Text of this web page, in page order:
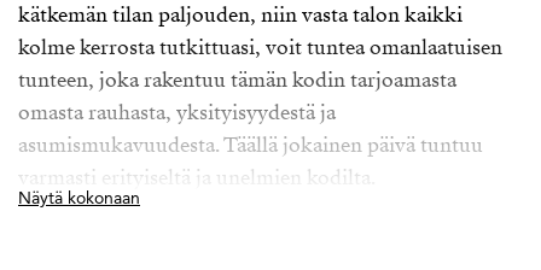
kätkemän tilan paljouden, niin vasta talon kaikki
kolme kerrosta tutkittuasi, voit tuntea omanlaatuisen
tunteen, joka rakentuu tämän kodin tarjoamasta
omasta rauhasta, yksityisyydestä ja
asumismukavuudesta. Täällä jokainen päivä tuntuu
varmasti erityiseltä ja unelmien kodilta.
Näytä kokonaan